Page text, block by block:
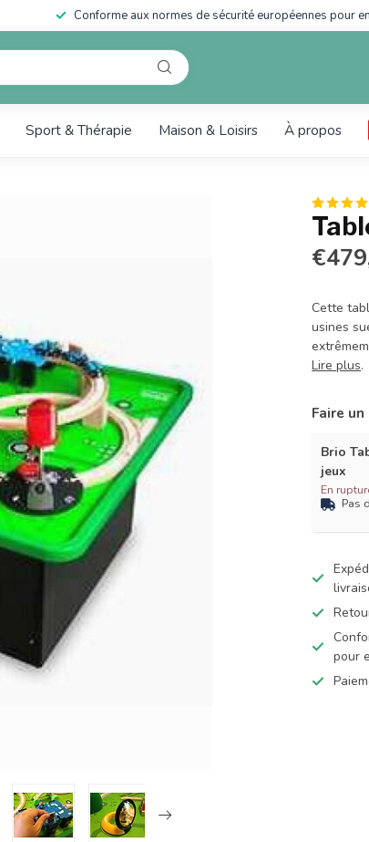
Conforme aux normes de sécurité européennes pour
Sport & Thérapie Maison & Loisirs À propos
Cette
usines
Lire plus.
Faire
Brio
jeux
En
Pas
pour